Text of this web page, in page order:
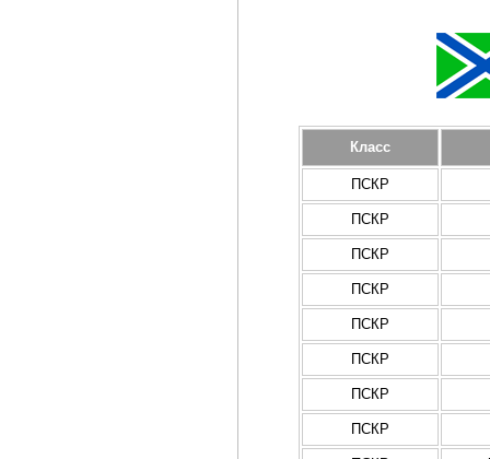
Класс
ПСКР
ПСКР
ПСКР
ПСКР
ПСКР
ПСКР
ПСКР
ПСКР